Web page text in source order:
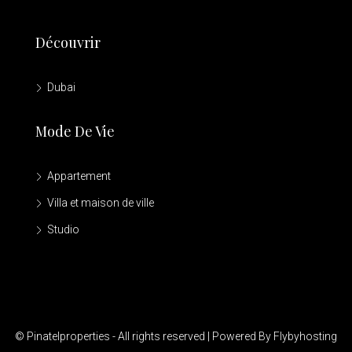
Découvrir
Dubai
Mode De Vie
Appartement
Villa et maison de ville
Studio
© Pinatelproperties - All rights reserved | Powered By Flybyhosting